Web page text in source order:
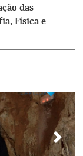
das
Física e
Next